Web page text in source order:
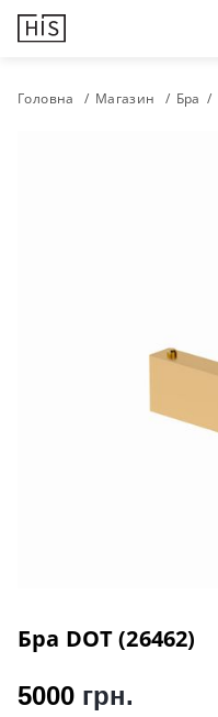
Головна Магазин Бра
Бра DOT (26462)
5000 грн.